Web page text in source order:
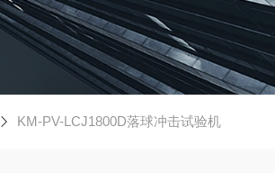
KM-PV-LCJ1800D落球冲击试验机